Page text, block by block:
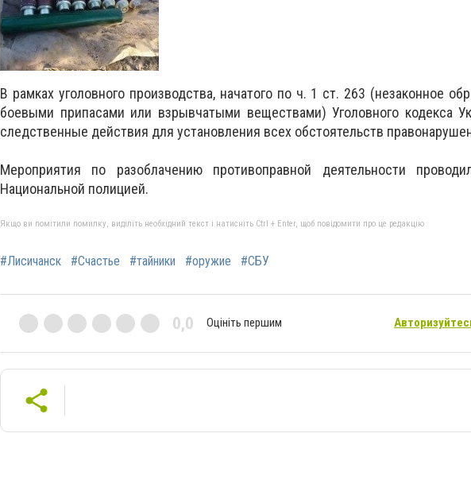
В рамках уголовного производства, начатого по ч. 1 ст. 263 (незаконное
боевыми припасами или взрывчатыми веществами) Уголовного кодекса
следственные действия для установления всех обстоятельств
Мероприятия по разоблачению противоправной деятельности
Национальной полицией.
Якщо ви помітили помилку, виділіть необхідний текст і натисніть Ctrl + Enter, щоб повідомити про це редакцію
#Лисичанск #Счастье #тайники #оружие #СБУ
0,0 Оцініть першим